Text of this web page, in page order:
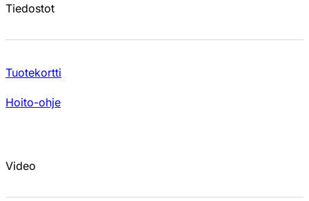
Tiedostot
Tuotekortti
Hoito-ohje
Video